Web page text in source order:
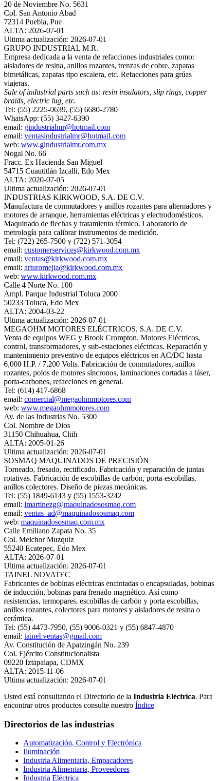
20 de Noviembre No. 5631
Col. San Antonio Abad
72314 Puebla, Pue
ALTA: 2026-07-01
Ultima actualización: 2026-07-01
GRUPO INDUSTRIAL M.R.
Empresa dedicada a la venta de refacciones industriales como:
aisladores de resina, anillos rozantes, trenzas de cobre, zapatas
bimetálicas, zapatas tipo escalera, etc. Refacciones para grúas
viajeras.
Sale of industrial parts such as: resin insulators, slip rings, copper
braids, electric lug, etc.
Tel: (55) 2225-0639, (55) 6680-2780
WhatsApp: (55) 3427-6390
email: gindustrialmr@hotmail.com
email: ventasindustrialmr@hotmail.com
web: www.gindustrialmr.com.mx
Nogal No. 66
Fracc. Ex Hacienda San Miguel
54715 Cuautitlán Izcalli, Edo Mex
ALTA: 2020-07-05
Ultima actualización: 2026-07-01
INDUSTRIAS KIRKWOOD, S.A. DE C.V.
Manufactura de conmutadores y anillos rozantes para alternadores y
motores de arranque, herramientas eléctricas y electrodomésticos.
Maquinado de flechas y tratamiento térmico. Laboratorio de
metrología para calibrar instrumentos de medición.
Tel: (722) 265-7500 y (722) 571-3054
email: customerservices@kirkwood.com.mx
email: ventas@kirkwood.com.mx
email: arturomejia@kirkwood.com.mx
web: www.kirkwood.com.mx
Calle 4 Norte No. 100
Ampl. Parque Industrial Toluca 2000
50233 Toluca, Edo Mex
ALTA: 2004-03-22
Ultima actualización: 2026-07-01
MEGAOHM MOTORES ELÉCTRICOS, S.A. DE C.V.
Venta de equipos WEG y Brook Crompton. Motores Eléctricos,
control, transformadores, y sub-estaciones eléctricas. Reparación y
mantenimiento preventivo de equipos eléctricos en AC/DC hasta
6,000 H.P. / 7,200 Volts. Fabricación de conmutadores, anillos
rozantes, polos de motores síncronos, laminaciones cortadas a láser,
porta-carbones, refacciones en general.
Tel: (614) 417-6868
email: comercial@megaohmmotores.com
web: www.megaohmmotores.com
Av. de las Industrias No. 5300
Col. Nombre de Dios
31150 Chihuahua, Chih
ALTA: 2005-01-26
Ultima actualización: 2026-07-01
SOSMAQ MAQUINADOS DE PRECISIÓN
Torneado, fresado, rectificado. Fabricación y reparación de juntas
rotativas. Fabricación de escobillas de carbón, porta-escobillas,
anillos colectores. Diseño de piezas mecánicas.
Tel: (55) 1849-6143 y (55) 1553-3242
email: lmartinezg@maquinadososmaq.com
email: ventas_ad@maquinadososmaq.com
web: maquinadososmaq.com.mx
Calle Emiliano Zapata No. 35
Col. Melchor Muzquiz
55240 Ecatepec, Edo Mex
ALTA: 2026-07-01
Ultima actualización: 2026-07-01
TAINEL NOVATEC
Fabricantes de bobinas eléctricas encintadas o encapsuladas, bobinas
de inducción, bobinas para frenado magnético. Así como
resistencias, termopares, escobillas de carbón y porta escobillas,
anillos rozantes, colectores para motores y aisladores de resina o
cerámica.
Tel: (55) 4473-7950, (55) 9006-0321 y (55) 6847-4870
email: tainel.ventas@gmail.com
Av. Constitución de Apatzingán No. 239
Col. Ejército Constitucionalista
09220 Iztapalapa, CDMX
ALTA: 2015-11-06
Ultima actualización: 2026-07-01
Usted está consultando el Directorio de la Industria Eléctrica. Para
encontrar otros productos consulte nuestro Índice
Directorios de las industrias
Automatización, Control y Electrónica
Iluminación
Industria Alimentaria, Empacadores
Industria Alimentaria, Proveedores
Industria Eléctrica